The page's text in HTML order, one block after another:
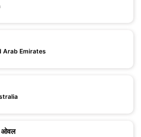
Arab Emirates
ओवल